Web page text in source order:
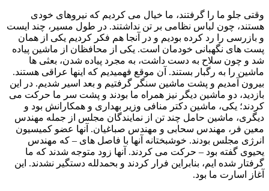
وقتی جلو ما را گرفتند، ما خیال می کردیم که نیروهای خودی
هستند، چون لباس نظامی بر تن نداشتند. در طول مسیر، چند ایست
و بازرسی را رد کرده بودیم و در آنجا هم فکر کردیم یکی از همان
پست های نگهبانی خودمان است. یکی از محافظان از ماشین پیاده
شد و چون سلاح به دست داشت، به مجرد پیاده شدن، بعثی ها
ماشین را به رگبار بستند. آن موقع فهمیدیم که اینها عراقی هستند.
بیرون آمدیم و پشت ماشین سنگر گرفتیم و بعد اسیر شدیم. در این
بازدید، دو ماشین دیگر نیز همراه ما بودند و پشت سر ما حرکت می
کردند؛ یکی، ماشین دکتر منافی وزیر بهداری و همکارانش بود و
دیگری، ماشین حامل چند تن از نمایندگان مجلس از جمله مهندس
معین فر، مهندس سحابی و مهندس صباغیان. آنها عضو کمیسیون
انرژی مجلس بودند. خوشبختانه آنها با فاصل های – که مهندس
یحیوی گفته بود – حرکت می کردند. آنها زود متوجه شدند که ما
گرفتار شده ایم، بنابراین فرار کردند و بحمدلله دستگیر نشدند. این
آغاز اسارت ما بود.